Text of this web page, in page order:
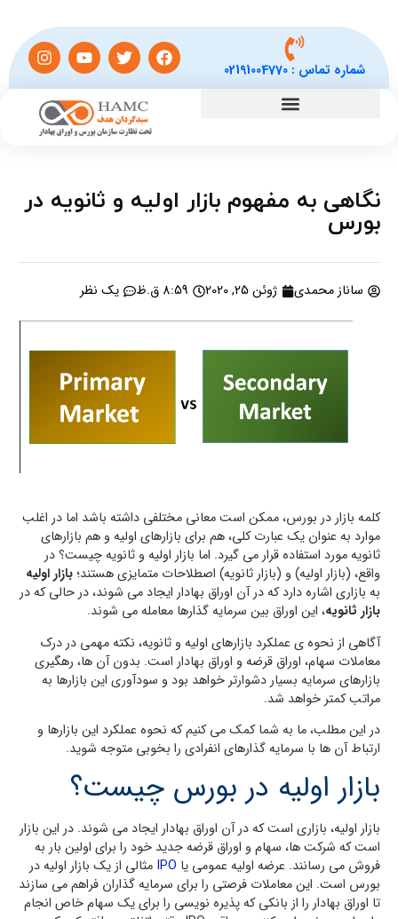
شماره تماس :02191004770
نگاهی به مفهوم بازار اولیه و ثانویه در
بورس
ساناز محمدی ژوئن 25, 2020 8:59 ق.ظ یک نظر
کلمه بازار در بورس، ممکن است معانی مختلفی داشته باشد اما در اغلب
موارد به عنوان یک عبارت کلی، هم برای بازارهای اولیه و هم بازارهای
ثانویه مورد استفاده قرار می گیرد. اما بازار اولیه و ثانویه چیست؟ در
واقع، (بازار اولیه) و (بازار ثانویه) اصطلاحات متمایزی هستند؛بازار اولیه
به بازاری اشاره دارد که در آن اوراق بهادار ایجاد می شوند، در حالی که در
بازار ثانویه، این اوراق بین سرمایه گذارها معامله می شوند.
آگاهی از نحوه ی عملکرد بازارهای اولیه و ثانویه، نکته مهمی در درک
معاملات سهام، اوراق قرضه و اوراق بهادار است. بدون آن ها، رهگیری
بازارهای سرمایه بسیار دشوارتر خواهد بود و سودآوری این بازارها به
مراتب کمتر خواهد شد.
در این مطلب، ما به شما کمک می کنیم که نحوه عملکرد این بازارها و
ارتباط آن ها با سرمایه گذارهای انفرادی را بخوبی متوجه شوید.
بازار اولیه در بورس چیست؟
بازار اولیه، بازاری است که در آن اوراق بهادار ایجاد می شوند. در این بازار
است که شرکت ها، سهام و اوراق قرضه جدید خود را برای اولین بار به
فروش می رسانند. عرضه اولیه عمومی یا IPO مثالی از یک بازار اولیه در
بورس است. این معاملات فرصتی را برای سرمایه گذاران فراهم می سازند
تا اوراق بهادار را از بانکی که پذیره نویسی را برای یک سهام خاص انجام